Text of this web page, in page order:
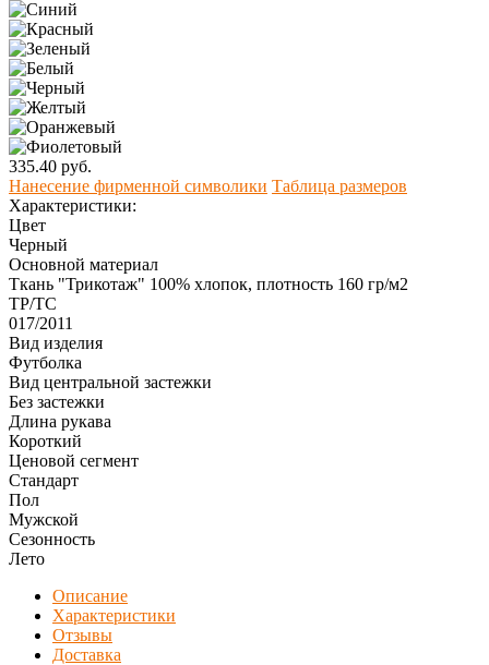
335.40 руб.
Нанесение фирменной символики Таблица размеров
Характеристики:
Цвет
Черный
Основной материал
Ткань "Трикотаж" 100% хлопок, плотность 160 гр/м2
ТР/ТС
017/2011
Вид изделия
Футболка
Вид центральной застежки
Без застежки
Длина рукава
Короткий
Ценовой сегмент
Стандарт
Пол
Мужской
Сезонность
Лето
Описание
Характеристики
Отзывы
Доставка